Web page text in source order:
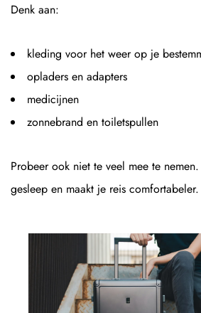
Denk aan:
kleding voor het weer op je
opladers en adapters
medicijnen
zonnebrand en toiletspullen
Probeer ook niet te veel mee te
gesleep en maakt je reis comfortabeler.